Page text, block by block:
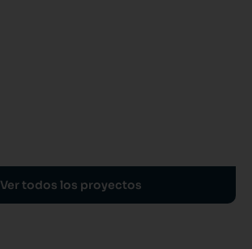
Ver todos los proyectos